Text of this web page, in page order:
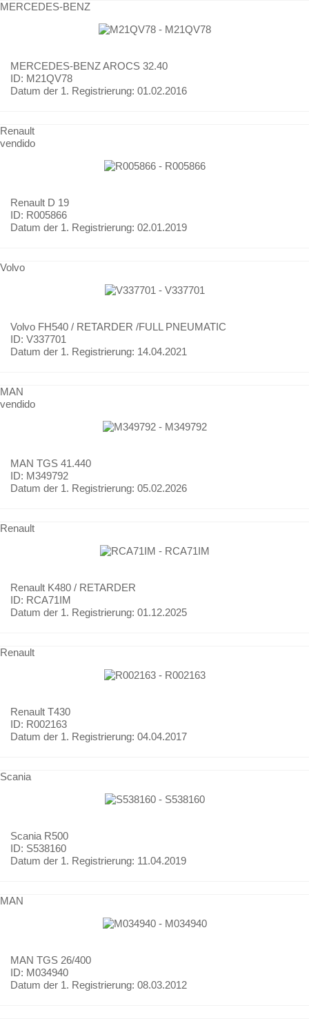
MERCEDES-BENZ
MERCEDES-BENZAROCS 32.40
ID: M21QV78
Datum der 1. Registrierung: 01.02.2016
Renault
vendido
Renault D 19
ID: R005866
Datum der 1. Registrierung: 02.01.2019
Volvo
Volvo FH540 / RETARDER /FULL PNEUMATIC
ID: V337701
Datum der 1. Registrierung: 14.04.2021
MAN
vendido
MAN TGS 41.440
ID: M349792
Datum der 1. Registrierung: 05.02.2026
Renault
Renault K480 / RETARDER
ID: RCA71IM
Datum der 1. Registrierung: 01.12.2025
Renault
Renault T430
ID: R002163
Datum der 1. Registrierung: 04.04.2017
Scania
Scania R500
ID: S538160
Datum der 1. Registrierung: 11.04.2019
MAN
MAN TGS 26/400
ID: M034940
Datum der 1. Registrierung: 08.03.2012